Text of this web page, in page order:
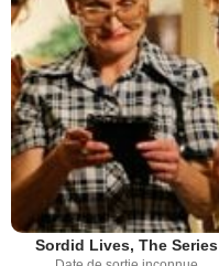
Sordid Lives, The Series